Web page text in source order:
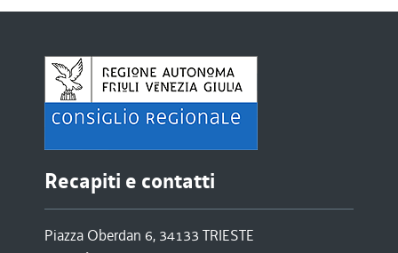
Recapiti e contatti
Piazza Oberdan 6, 34133 TRIESTE